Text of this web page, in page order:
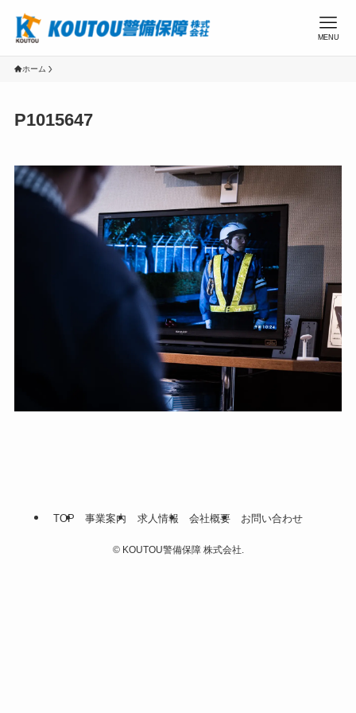
MENU
ホーム
P1015647
TOP 事業案内 求人情報 会社概要 お問い合わせ
©KOUTOU警備保障 株式会社.